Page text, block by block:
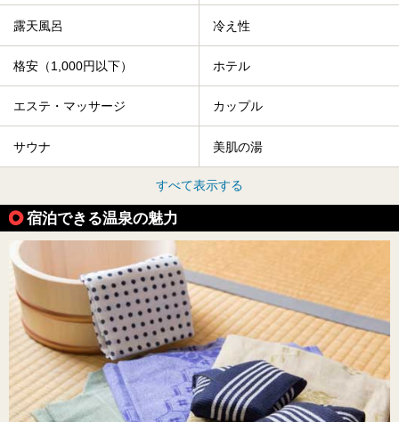
露天風呂 冷え性
格安（1,000円以下） ホテル
エステ・マッサージ カップル
サウナ 美肌の湯
すべて表示する
宿泊できる温泉の魅力